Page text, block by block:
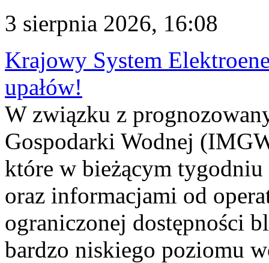
3 sierpnia 2026, 16:08
Krajowy System
upałów!
W związku z
Gospodarki Wodnej
które w bieżącym tygodniu
oraz informacjami od
ograniczonej dostępności
bardzo niskiego poziomu